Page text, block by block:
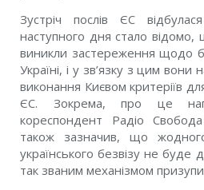
Зустріч послів ЄС
наступного дня стало відомо,
виникли застереження щодо
Україні, і у зв’язку з цим
виконання Києвом критеріїв
ЄС. Зокрема, про це
кореспондент Радіо
також зазначив, що
українського безвізу не буде
так званим механізмом